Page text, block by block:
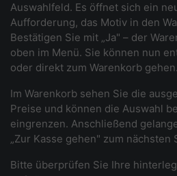
Auswahlfeld. Es öffnet sich ein
Aufforderung, das Motiv in den
Bestätigen Sie mit „Ja" – der
oben im Menü. Sie können nun
oder direkt zum Warenkorb gehen.
Im Warenkorb sehen Sie die
Preise und können die Auswahl
eingrenzen. Anschließend
„Zur Kasse gehen" zum nächsten
Bitte überprüfen Sie Ihre